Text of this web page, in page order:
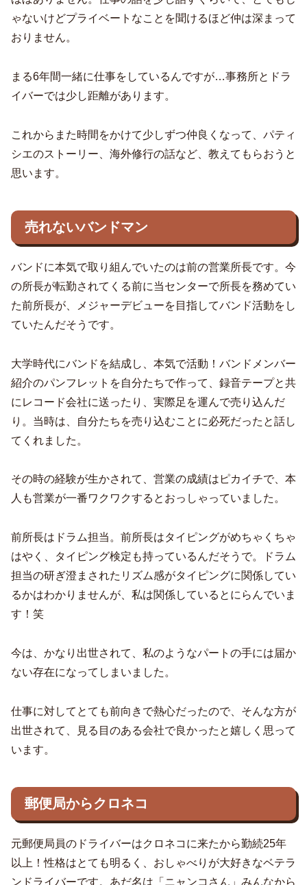
ゃないけどプライベートなことを聞けるほど仲は深まって
おりません。
まる6年間一緒に仕事をしているんですが…事務所とドラ
イバーでは少し距離があります。
これからまた時間をかけて少しずつ仲良くなって、パティ
シエのストーリー、海外修行の話など、教えてもらおうと
思います。
売れないバンドマン
バンドに本気で取り組んでいたのは前の営業所長です。今
の所長が転勤されてくる前に当センターで所長を務めてい
た前所長が、メジャーデビューを目指してバンド活動をし
ていたんだそうです。
大学時代にバンドを結成し、本気で活動！バンドメンバー
紹介のパンフレットを自分たちで作って、録音テープと共
にレコード会社に送ったり、実際足を運んで売り込んだ
り。当時は、自分たちを売り込むことに必死だったと話し
てくれました。
その時の経験が生かされて、営業の成績はピカイチで、本
人も営業が一番ワクワクするとおっしゃっていました。
前所長はドラム担当。前所長はタイピングがめちゃくちゃ
はやく、タイピング検定も持っているんだそうで。ドラム
担当の研ぎ澄まされたリズム感がタイピングに関係してい
るかはわかりませんが、私は関係しているとにらんでいま
す！笑
今は、かなり出世されて、私のようなパートの手には届か
ない存在になってしまいました。
仕事に対してとても前向きで熱心だったので、そんな方が
出世されて、見る目のある会社で良かったと嬉しく思って
います。
郵便局からクロネコ
元郵便局員のドライバーはクロネコに来たから勤続25年
以上！性格はとても明るく、おしゃべりが大好きなベテラ
ンドライバーです。あだ名は「ニャンコさん」みんなから